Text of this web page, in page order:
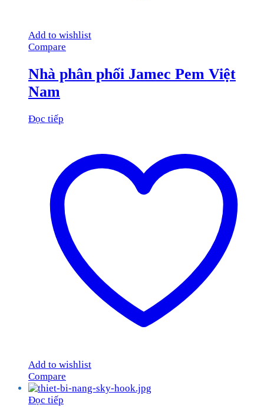
Add to wishlist
Compare
Nhà phân phối Jamec Pem Việt
Nam
Đọc tiếp
Add to wishlist
Compare
Đọc tiếp